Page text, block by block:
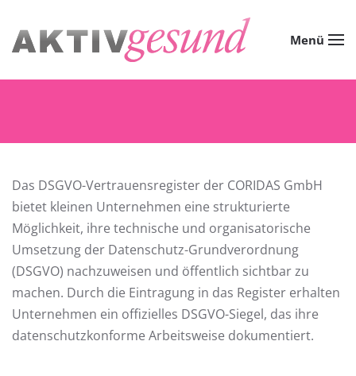
Zum Hauptinhalt springen Menü
Das DSGVO-Vertrauensregister der CORIDAS GmbH
bietet kleinen Unternehmen eine strukturierte
Möglichkeit, ihre technische und organisatorische
Umsetzung der Datenschutz-Grundverordnung
(DSGVO) nachzuweisen und öffentlich sichtbar zu
machen. Durch die Eintragung in das Register erhalten
Unternehmen ein offizielles DSGVO-Siegel, das ihre
datenschutzkonforme Arbeitsweise dokumentiert.